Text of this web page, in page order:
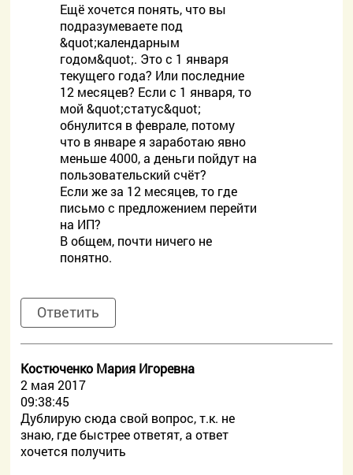
Ещё хочется понять, что вы
подразумеваете под
&quot;календарным
годом&quot;. Это с 1 января
текущего года? Или последние
12 месяцев? Если с 1 января, то
мой &quot;статус&quot;
обнулится в феврале, потому
что в январе я заработаю явно
меньше 4000, а деньги пойдут на
пользовательский счёт?
Если же за 12 месяцев, то где
письмо с предложением перейти
на ИП?
В общем, почти ничего не
понятно.
Ответить
Костюченко Мария Игоревна
2 мая 2017
09:38:45
Дублирую сюда свой вопрос, т.к. не
знаю, где быстрее ответят, а ответ
хочется получить